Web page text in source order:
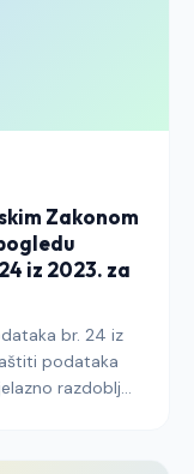
Zakonom
iz 2023. za
br. 24 iz
podataka
razdoblje i
čitatelje